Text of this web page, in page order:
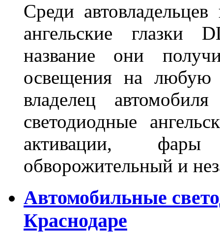
Среди
ангельские глазки
название они
освещения на любую
владелец
светодиодные
активации, фары
обворожительный и
Автомобильные
Краснодаре